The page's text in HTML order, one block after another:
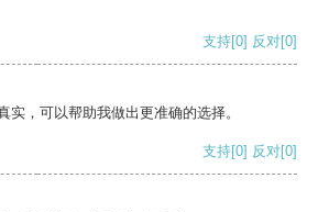
支持[0] 反对[0]
实，可以帮助我做出更准确的选择。
支持[0] 反对[0]